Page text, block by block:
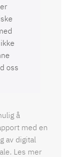
oss
å
med en
av digital
Les mer